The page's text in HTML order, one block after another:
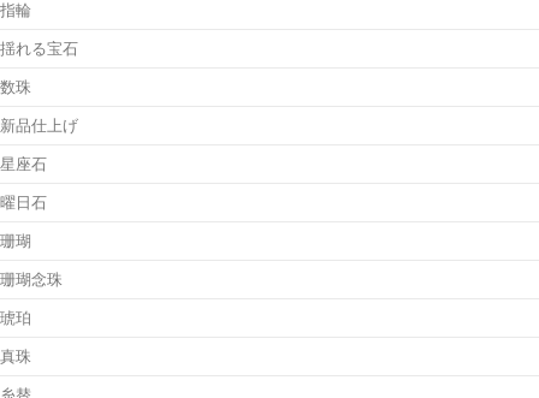
指輪
揺れる宝石
数珠
新品仕上げ
星座石
曜日石
珊瑚
珊瑚念珠
琥珀
真珠
糸替